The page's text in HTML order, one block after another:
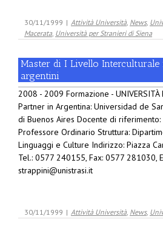
30/11/1999 | Attività Università, News,
Macerata, Università per Stranieri di Siena
Master di I Livello
argentini
2008 - 2009 Formazione - UNIVERSITÀ
Partner in Argentina: Universidad de
di Buenos Aires Docente di riferimento:
Professore Ordinario Struttura:
Linguaggi e Culture Indirizzo: Piazza
Tel.: 0577 240155, Fax: 0577 281030,
strappini@unistrasi.it
30/11/1999 | Attività Università, News,